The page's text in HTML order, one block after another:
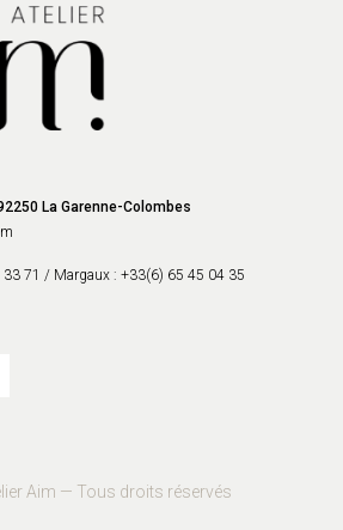
La Garenne-Colombes
33 71 / Margaux : +33(6) 65 45 04 35
Aim — Tous droits réservés